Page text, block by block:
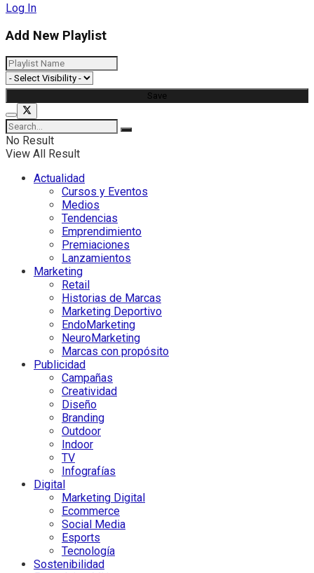
Log In
Add New Playlist
No Result
View All Result
Actualidad
Cursos y Eventos
Medios
Tendencias
Emprendimiento
Premiaciones
Lanzamientos
Marketing
Retail
Historias de Marcas
Marketing Deportivo
EndoMarketing
NeuroMarketing
Marcas con propósito
Publicidad
Campañas
Creatividad
Diseño
Branding
Outdoor
Indoor
TV
Infografías
Digital
Marketing Digital
Ecommerce
Social Media
Esports
Tecnología
Sostenibilidad